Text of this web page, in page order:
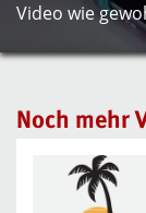
Video wie
Noch mehr